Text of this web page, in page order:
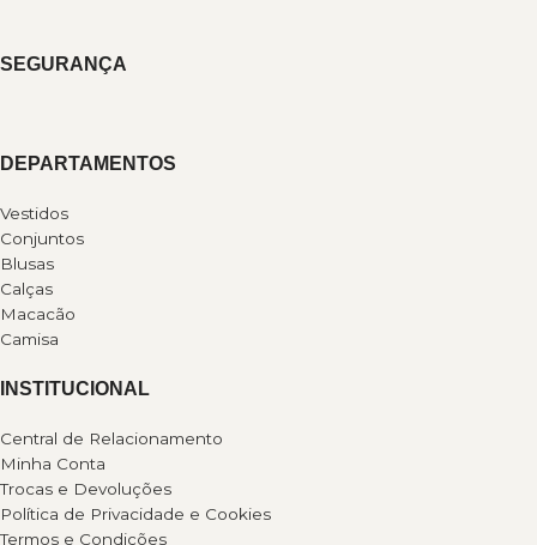
SEGURANÇA
DEPARTAMENTOS
Vestidos
Conjuntos
Blusas
Calças
Macacão
Camisa
INSTITUCIONAL
Central de Relacionamento
Minha Conta
Trocas e Devoluções
Política de Privacidade e Cookies
Termos e Condições